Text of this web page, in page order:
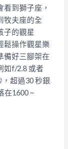
到獅子座，
牧夫座的全
子的觀星
鬆操作觀星樂
備好三腳架在
如f/2.8 或者
超過30 秒銀
在1600 ~